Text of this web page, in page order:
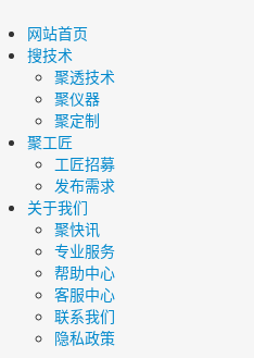
网站首页
搜技术
聚透技术
聚仪器
聚定制
聚工匠
工匠招募
发布需求
关于我们
聚快讯
专业服务
帮助中心
客服中心
联系我们
隐私政策